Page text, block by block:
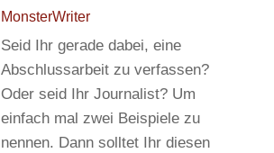
MonsterWriter
Seid Ihr gerade dabei, eine
Abschlussarbeit zu verfassen?
Oder seid Ihr Journalist? Um
einfach mal zwei Beispiele zu
nennen. Dann solltet Ihr diesen